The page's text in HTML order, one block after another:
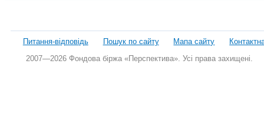
Питання-відповідь Пошук по сайту Мапа сайту
2007—2026 Фондова біржа «Перспектива». Усі права захищені.